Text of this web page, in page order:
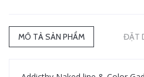
MÔ TẢ SẢN PHẨM ĐẶT